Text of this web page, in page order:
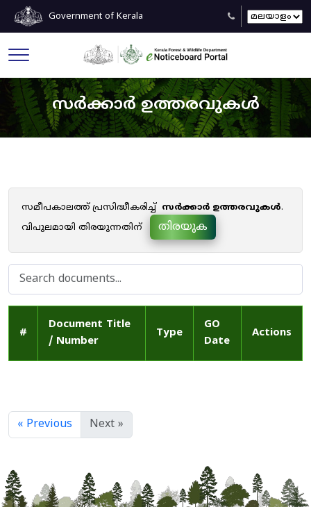
Government of Kerala
സർക്കാർ ഉത്തരവുകൾ
സമീപകാലത്ത് പ്രസിദ്ധീകരിച്ച് സർക്കാർ ഉത്തരവുകൾ.
വിപുലമായി തിരയുന്നതിന്
തിരയുക
#
Document Title
/ Number
Type
GO
Date
Actions
« Previous Next »